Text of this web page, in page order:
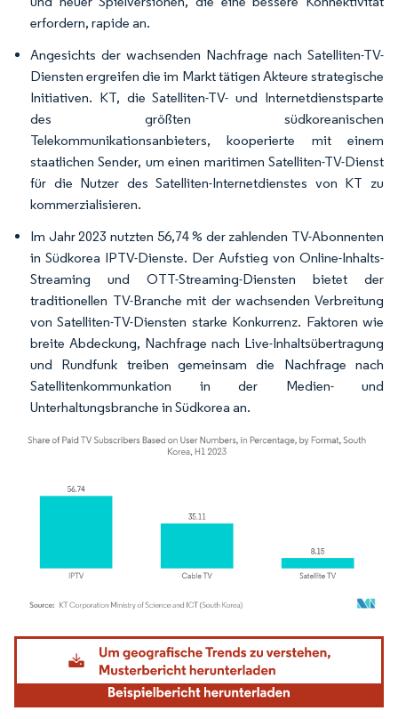
erfordern, rapide an.
Angesichts der wachsenden Nachfrage nach Satelliten-TV-
Diensten ergreifen die im Markt tätigen Akteure strategische
Initiativen. KT, die Satelliten-TV- und Internetdienstsparte
des größten südkoreanischen
Telekommunikationsanbieters, kooperierte mit einem
staatlichen Sender, um einen maritimen Satelliten-TV-Dienst
für die Nutzer des Satelliten-Internetdienstes von KT zu
kommerzialisieren.
Im Jahr 2023 nutzten 56,74 % der zahlenden TV-Abonnenten
in Südkorea IPTV-Dienste. Der Aufstieg von Online-Inhalts-
Streaming und OTT-Streaming-Diensten bietet der
traditionellen TV-Branche mit der wachsenden Verbreitung
von Satelliten-TV-Diensten starke Konkurrenz. Faktoren wie
breite Abdeckung, Nachfrage nach Live-Inhaltsübertragung
und Rundfunk treiben gemeinsam die Nachfrage nach
Satellitenkommunkation in der Medien- und
Unterhaltungsbranche in Südkorea an.
Bild © Mordor Intelligence. Wiederverwendung erfordert Namensnennung gemäß